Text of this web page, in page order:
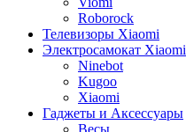
Roborock
Телевизоры Xiaomi
Электросамокат Xiaomi
Ninebot
Kugoo
Xiaomi
Гаджеты и Аксессуары
Весы